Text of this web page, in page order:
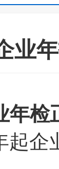
业
年检
起企